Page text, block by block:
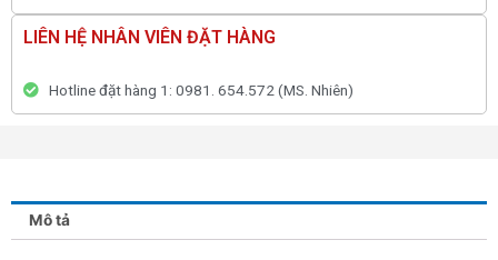
LIÊN HỆ NHÂN VIÊN ĐẶT HÀNG
Hotline đặt hàng 1: 0981. 654.572 (MS. Nhiên)
Mô tả